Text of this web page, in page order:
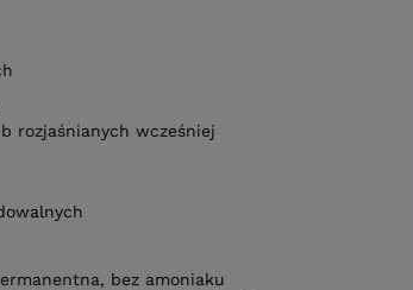
rozjaśnianych wcześniej
bez amoniaku